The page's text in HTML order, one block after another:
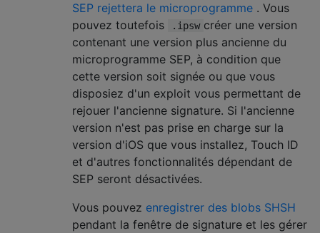
SEP rejettera le microprogramme . Vous
pouvez toutefois
.ipsw créer une version
contenant une version plus ancienne du
microprogramme SEP, à condition que
cette version soit signée ou que vous
disposiez d'un exploit vous permettant de
rejouer l'ancienne signature. Si l'ancienne
version n'est pas prise en charge sur la
version d'iOS que vous installez, Touch ID
et d'autres fonctionnalités dépendant de
SEP seront désactivées.
Vous pouvez enregistrer des blobs SHSH
pendant la fenêtre de signature et les gérer